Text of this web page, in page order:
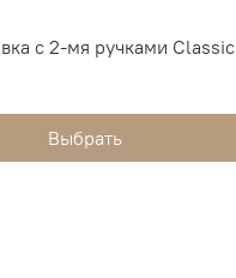
с 2-мя ручками Classic
Выбрать